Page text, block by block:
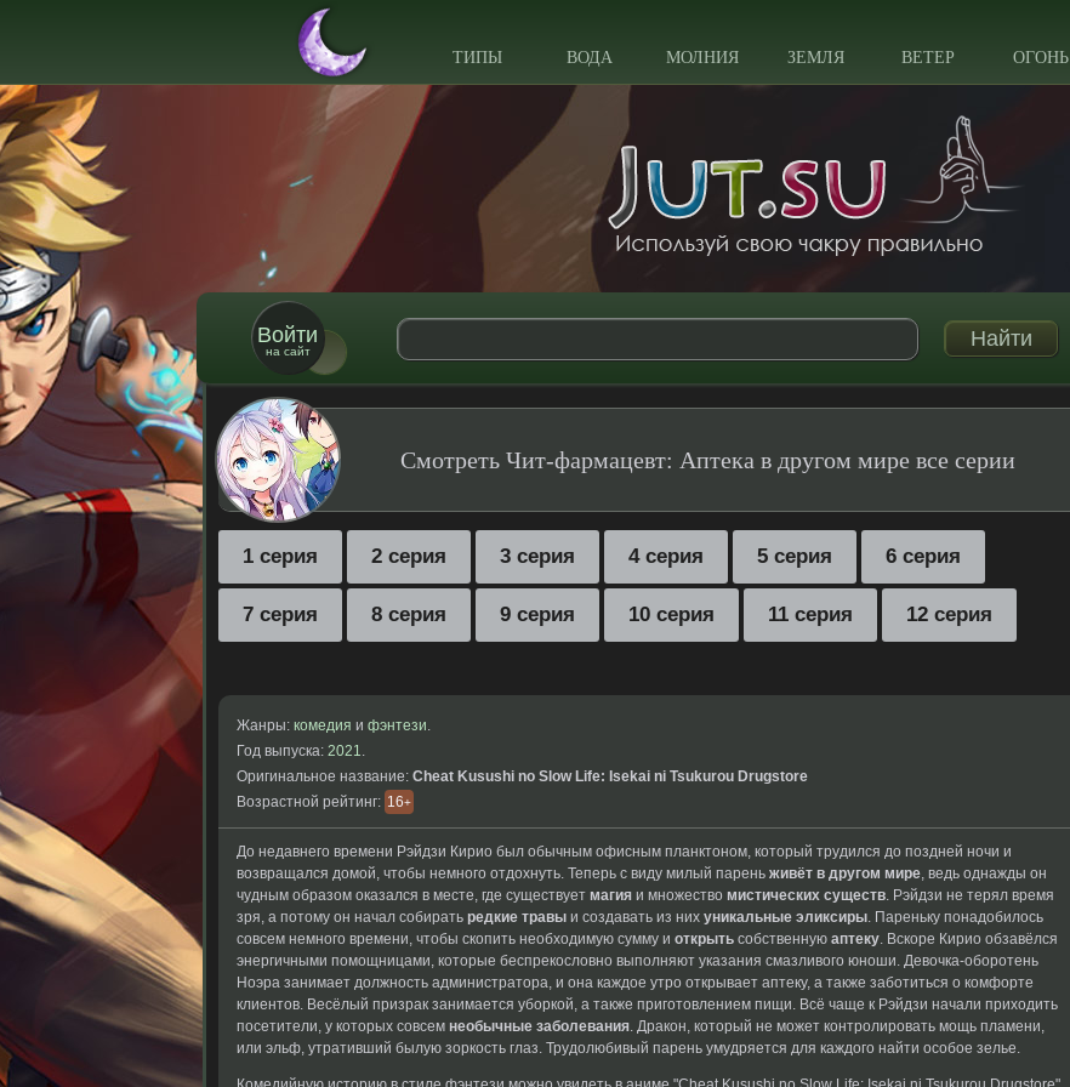
ТИПЫ ВОДА МОЛНИЯ ЗЕМЛЯ ВЕТЕР ОГОНЬ
Войти
на сайт
Смотреть Чит-фармацевт: Аптека в другом мире все серии
1 серия 2 серия 3 серия 4 серия 5 серия 6 серия
7 серия 8 серия 9 серия 10 серия 11 серия 12 серия
Жанры: комедия и фэнтези.
Год выпуска: 2021.
Оригинальное название: Cheat Kusushi no Slow Life: Isekai ni Tsukurou Drugstore
Возрастной рейтинг: 16+
До недавнего времени Рэйдзи Кирио был обычным офисным планктоном, который трудился до поздней ночи и
возвращался домой, чтобы немного отдохнуть. Теперь с виду милый парень живёт в другом мире, ведь однажды он
чудным образом оказался в месте, где существует магия и множество мистических существ. Рэйдзи не терял время
зря, а потому он начал собирать редкие травы и создавать из них уникальные эликсиры. Пареньку понадобилось
совсем немного времени, чтобы скопить необходимую сумму и открыть собственную аптеку. Вскоре Кирио обзавёлся
энергичными помощницами, которые беспрекословно выполняют указания смазливого юноши. Девочка-оборотень
Ноэра занимает должность администратора, и она каждое утро открывает аптеку, а также заботиться о комфорте
клиентов. Весёлый призрак занимается уборкой, а также приготовлением пищи. Всё чаще к Рэйдзи начали приходить
посетители, у которых совсем необычные заболевания. Дракон, который не может контролировать мощь пламени,
или эльф, утративший былую зоркость глаз. Трудолюбивый парень умудряется для каждого найти особое зелье.